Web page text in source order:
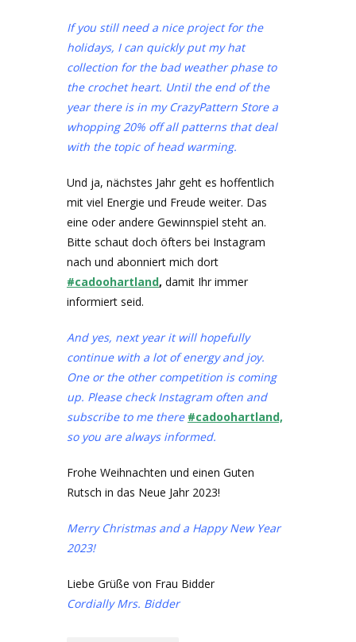
If you still need a nice project for the
holidays, I can quickly put my hat
collection for the bad weather phase to
the crochet heart. Until the end of the
year there is in my CrazyPattern Store a
whopping 20% off all patterns that deal
with the topic of head warming.
Und ja, nächstes Jahr geht es hoffentlich
mit viel Energie und Freude weiter. Das
eine oder andere Gewinnspiel steht an.
Bitte schaut doch öfters bei Instagram
nach und abonniert mich dort
#cadoohartland, damit Ihr immer
informiert seid.
And yes, next year it will hopefully
continue with a lot of energy and joy.
One or the other competition is coming
up. Please check Instagram often and
subscribe to me there #cadoohartland,
so you are always informed.
Frohe Weihnachten und einen Guten
Rutsch in das Neue Jahr 2023!
Merry Christmas and a Happy New Year
2023!
Liebe Grüße von Frau Bidder
Cordially Mrs. Bidder